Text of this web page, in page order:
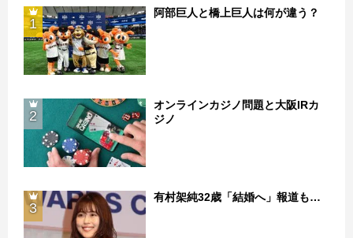
1
阿部巨人と橋上巨人は何が違う？
2
オンラインカジノ問題と大阪IRカ
ジノ
3
有村架純32歳「結婚へ」報道も…